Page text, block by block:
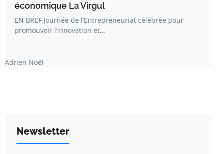
économique La Virgul
EN BREF Journée de l’Entrepreneuriat célébrée pour
promouvoir l’innovation et…
Adrien Noël
Newsletter